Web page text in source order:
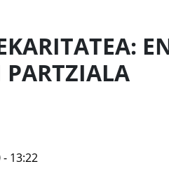
13:22